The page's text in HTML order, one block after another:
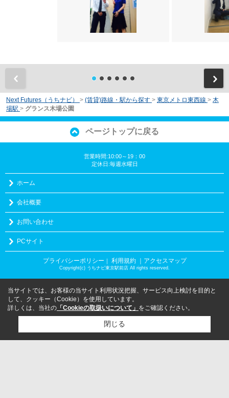
Next Futures（うちナビ） > (賃貸)路線・駅から探す > 東京メトロ東西線 > 木
場駅 > グランス木場公園
ページトップに戻る
営業時間:10:00～19：00
定休日:毎週水曜日
ホーム
会社概要
お問い合わせ
PCサイト
プライバシーポリシー 利用規約 ｜アクセスマップ
Copyright(c) うちナビ東京駅前店 All rights reserved.
当サイトでは、お客様の当サイト利用状況把握、サービス向上検討を目的と
して、クッキー（Cookie）を使用しています。
詳しくは、当社の 「Cookieの取扱いについて」 をご確認ください。
閉じる